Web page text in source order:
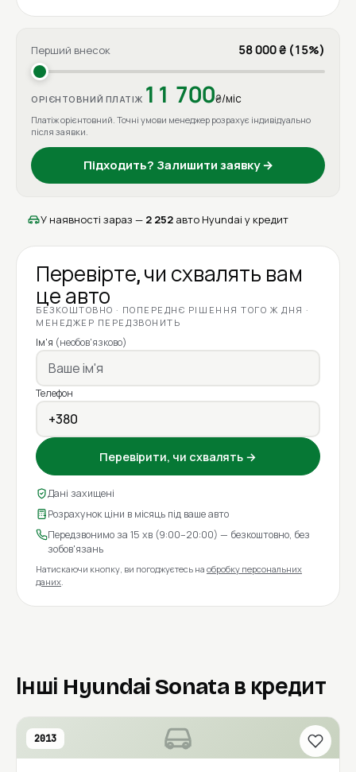
Перший внесок 58 000 ₴ (15%)
ОРІЄНТОВНИЙ ПЛАТІЖ 11 700₴/міс
Платіж орієнтовний. Точні умови менеджер розрахує індивідуально
після заявки.
Підходить? Залишити заявку →
У наявності зараз — 2 252 авто Hyundai у кредит
Перевірте, чи схвалять вам
це авто
БЕЗКОШТОВНО · ПОПЕРЕДНЄ РІШЕННЯ ТОГО Ж ДНЯ ·
МЕНЕДЖЕР ПЕРЕДЗВОНИТЬ
Ім'я (необов'язково)
Телефон
Перевірити, чи схвалять →
Дані захищені
Розрахунок ціни в місяць під ваше авто
Передзвонимо за 15 хв (9:00–20:00) — безкоштовно, без
зобов'язань
Натискаючи кнопку, ви погоджуєтесь на обробку персональних
даних.
Інші Hyundai Sonata в кредит
2013